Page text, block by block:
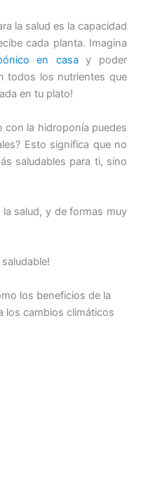
la salud es la capacidad
cada planta. Imagina
en casa y poder
todos los nutrientes que
en tu plato!
con la hidroponía puedes
Esto significa que no
saludables para ti, sino
salud, y de formas muy
los beneficios de la
los cambios climáticos